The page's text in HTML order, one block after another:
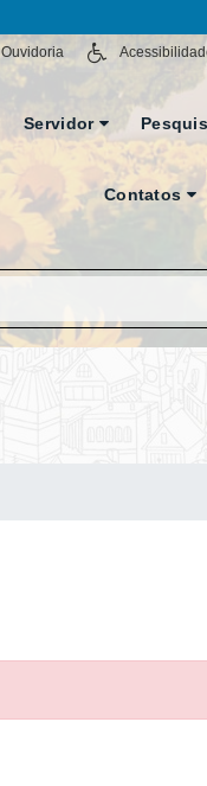
Ouvidoria
Servidor
Contatos